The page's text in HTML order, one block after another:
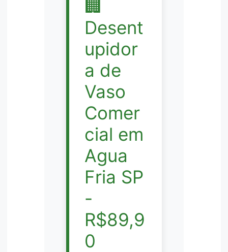
🏢
Desent
upidor
a de
Vaso
Comer
cial em
Agua
Fria SP
-
R$89,9
0